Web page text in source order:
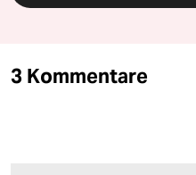
3 Kommentare